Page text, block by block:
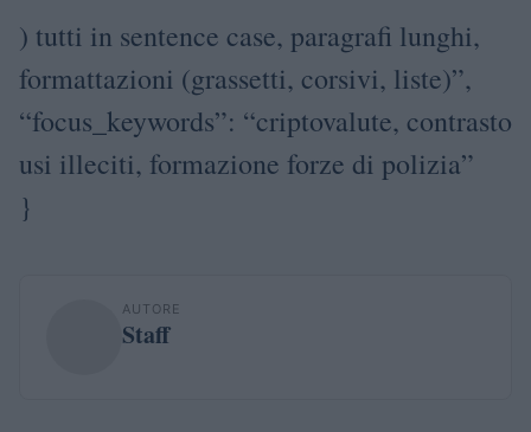
) tutti in sentence case, paragrafi lunghi,
formattazioni (grassetti, corsivi, liste)”,
“focus_keywords”: “criptovalute, contrasto
usi illeciti, formazione forze di polizia”
}
AUTORE
Staff